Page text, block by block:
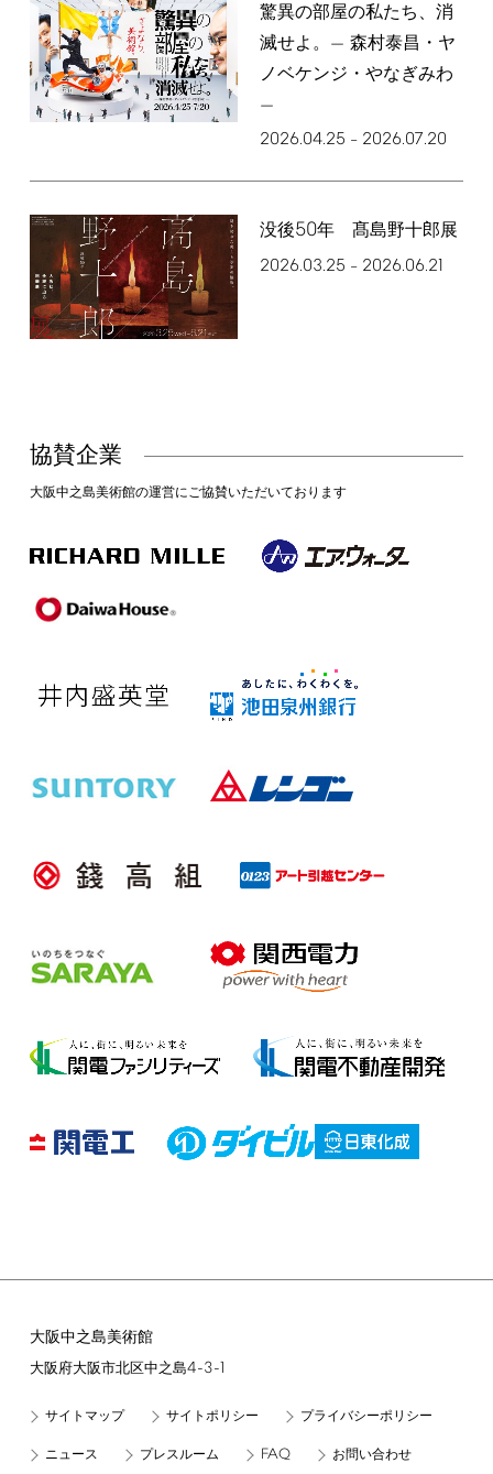
驚異の部屋の私たち、消
滅せよ。— 森村泰昌・ヤ
ノベケンジ・やなぎみわ
—
2026.04.25 – 2026.07.20
没後50年 髙島野十郎展
2026.03.25 – 2026.06.21
協賛企業
大阪中之島美術館の運営にご協賛いただいております
大阪中之島美術館
大阪府大阪市北区中之島4-3-1
サイトマップ サイトポリシー プライバシーポリシー
ニュース プレスルーム FAQ お問い合わせ